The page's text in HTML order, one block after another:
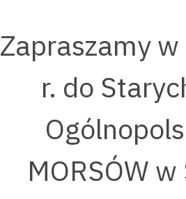
Zapraszamy
r. do
MORSÓW